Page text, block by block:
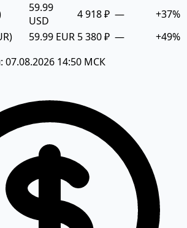
59.99
USD
4 918 ₽ —
+37%
59.99 EUR 5 380 ₽ —
+49%
14:50 МСК